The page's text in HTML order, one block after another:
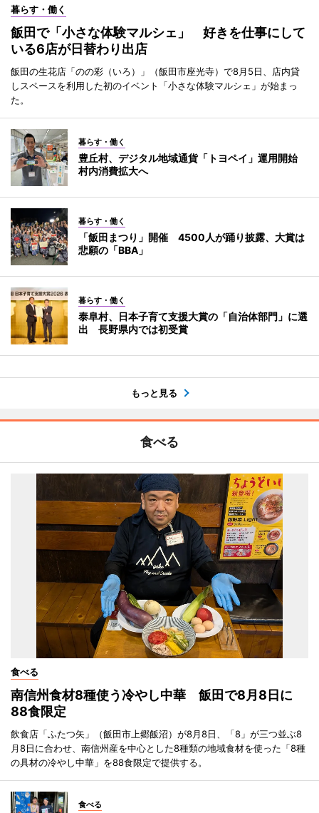
暮らす・働く
飯田で「小さな体験マルシェ」 好きを仕事にして
いる6店が日替わり出店
飯田の生花店「のの彩（いろ）」（飯田市座光寺）で8月5日、店内貸
しスペースを利用した初のイベント「小さな体験マルシェ」が始まっ
た。
暮らす・働く
豊丘村、デジタル地域通貨「トヨペイ」運用開始
村内消費拡大へ
暮らす・働く
「飯田まつり」開催 4500人が踊り披露、大賞は
悲願の「BBA」
暮らす・働く
泰阜村、日本子育て支援大賞の「自治体部門」に選
出 長野県内では初受賞
もっと見る
食べる
食べる
南信州食材8種使う冷やし中華 飯田で8月8日に
88食限定
飲食店「ふたつ矢」（飯田市上郷飯沼）が8月8日、「8」が三つ並ぶ8
月8日に合わせ、南信州産を中心とした8種類の地域食材を使った「8種
の具材の冷やし中華」を88食限定で提供する。
食べる